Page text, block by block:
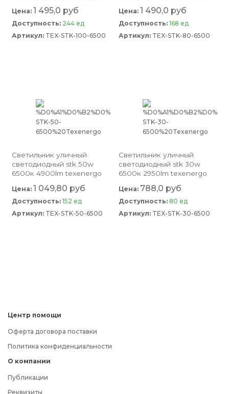
Цена: 1 495,0 руб
Доступность: 244 ед
Артикул: TEX-STK-100-6500
Цена: 1 490,0 руб
Доступность: 168 ед
Артикул: TEX-STK-80-6500
светильник уличный
светодиодный stk 50w
6500к 4900lm texenergo
Цена: 1 049,80 руб
Доступность: 152 ед
Артикул: TEX-STK-50-6500
светильник уличный
светодиодный stk 30w
6500к 2950lm texenergo
Цена: 788,0 руб
Доступность: 80 ед
Артикул: TEX-STK-30-6500
Центр помощи
Оферта договора поставки
Политика конфиденциальности
О компании
Публикации
Реквизиты